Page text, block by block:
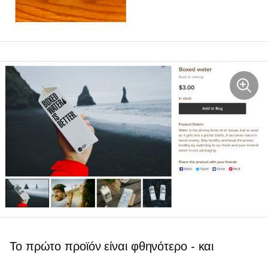
Το πρώτο προϊόν είναι φθηνότερο - και